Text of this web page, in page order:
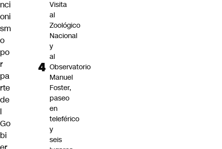
nci
oni
sm
o
po
r
pa
rte
de
l
Go
bi
Visita
al
Zoológico
Nacional
y
al
Observatorio
Manuel
Foster,
paseo
en
teleférico
y
seis